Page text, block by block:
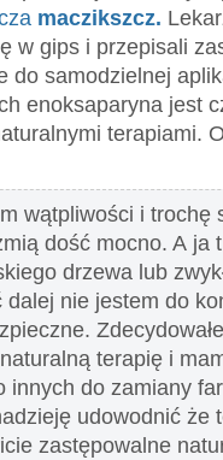
maczikszcz.
w gips i przepisali
do samodzielnej
enoksaparyna jest
terapiami.
wątpliwości i trochę
dość mocno. A ja
drzewa lub
dalej nie jestem do
terapię i
innych do zamiany
udowodnić że
zastępowalne